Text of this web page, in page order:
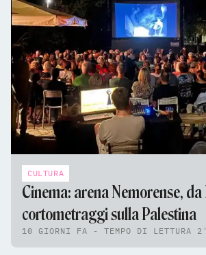
CULTURA
Cinema: arena Nemorense, da Ken Loach ai
cortometraggi sulla Palestina
10 GIORNI FA - TEMPO DI LETTURA 2'